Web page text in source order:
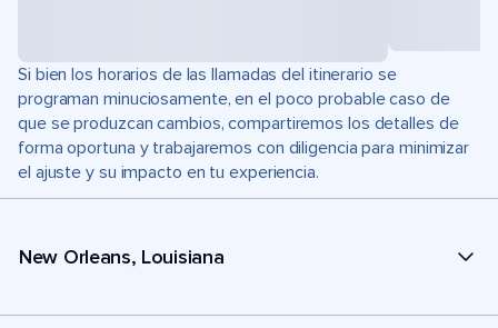
Si bien los horarios de las llamadas del itinerario se
programan minuciosamente, en el poco probable caso de
que se produzcan cambios, compartiremos los detalles de
forma oportuna y trabajaremos con diligencia para minimizar
el ajuste y su impacto en tu experiencia.
New Orleans, Louisiana